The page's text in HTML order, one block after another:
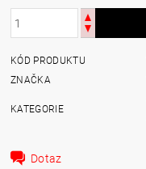
KÓD PRODUKTU
ZNAČKA
KATEGORIE
Dotaz